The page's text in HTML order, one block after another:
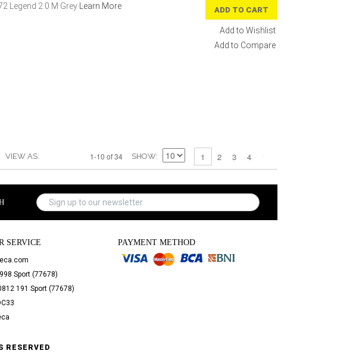
ADD TO CART
Add to Wishlist
Add to Compare
Legend 2.0 M Grey Learn More
VIEW AS 1-10 of 34 SHOW 1 2 3 4
SERVICE
Sport (77678)
191 Sport (77678)
PAYMENT METHOD
RESERVED